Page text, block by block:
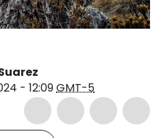
- 12:09GMT-5